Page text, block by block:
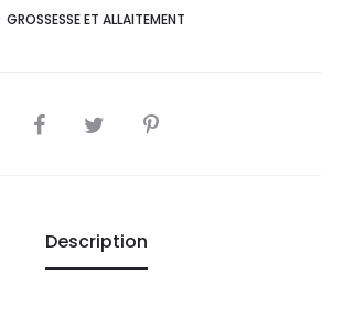
GROSSESSE ET ALLAITEMENT
SHARE
Description